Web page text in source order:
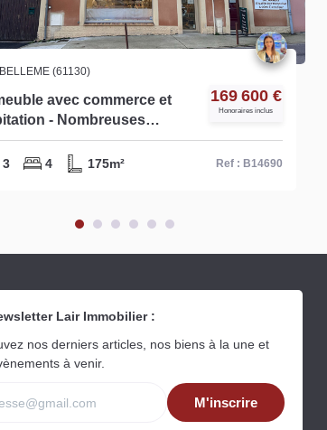
BELLEME (61130)
avec commerce et
- Nombreuses
B14690
169 600 €
Honoraires inclus
4 175m² Ref : B14690
Lair Immobilier :
nos derniers articles, nos biens à la une et
à venir.
M'inscrire